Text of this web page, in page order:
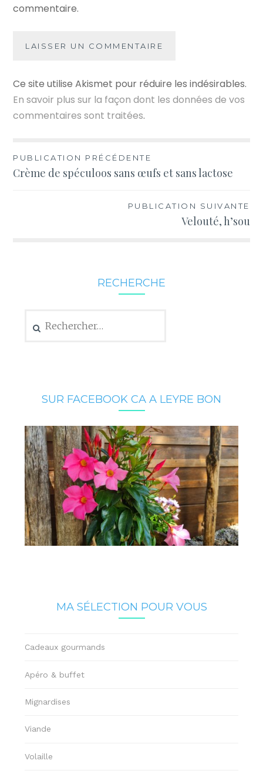
commentaire.
Ce site utilise Akismet pour réduire les indésirables.
En savoir plus sur la façon dont les données de vos
commentaires sont traitées.
Navigation
de
PUBLICATION PRÉCÉDENTE
Crème de spéculoos sans œufs et sans lactose
PUBLICATION SUIVANTE
Velouté, h’sou
RECHERCHE
SUR FACEBOOK CA A LEYRE BON
MA SÉLECTION POUR VOUS
Cadeaux gourmands
Apéro & buffet
Mignardises
Viande
Volaille